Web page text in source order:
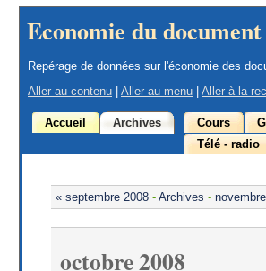
Economie du
Repérage de données sur l'économie des
Aller au contenu
Aller au menu Aller à la
Accueil Archives Cours
Télé - radio
« septembre 2008- Archives -
octobre 2008